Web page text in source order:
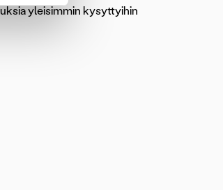
yleisimmin kysyttyihin